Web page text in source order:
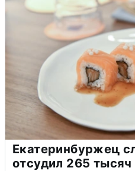
Екатеринбуржец
отсудил 265 тысяч